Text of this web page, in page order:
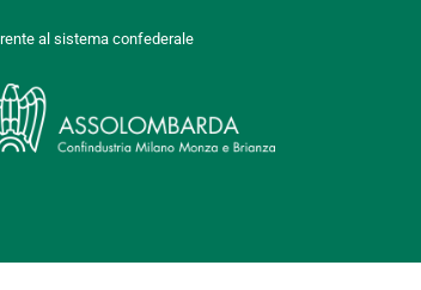
al sistema confederale